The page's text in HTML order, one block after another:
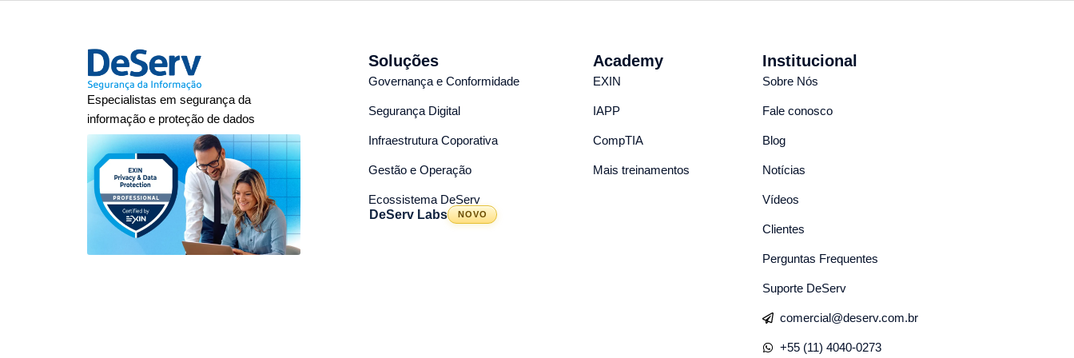
Especialistas em segurança da
informação e proteção de dados
Soluções
Governança e Conformidade
Segurança Digital
Infraestrutura Coporativa
Gestão e Operação
Ecossistema DeServ
DeServ Labs
NOVO
Academy
EXIN
IAPP
CompTIA
Mais treinamentos
Institucional
Sobre Nós
Fale conosco
Blog
Notícias
Vídeos
Clientes
Perguntas Frequentes
Suporte DeServ
comercial@deserv.com.br
+55 (11) 4040-0273